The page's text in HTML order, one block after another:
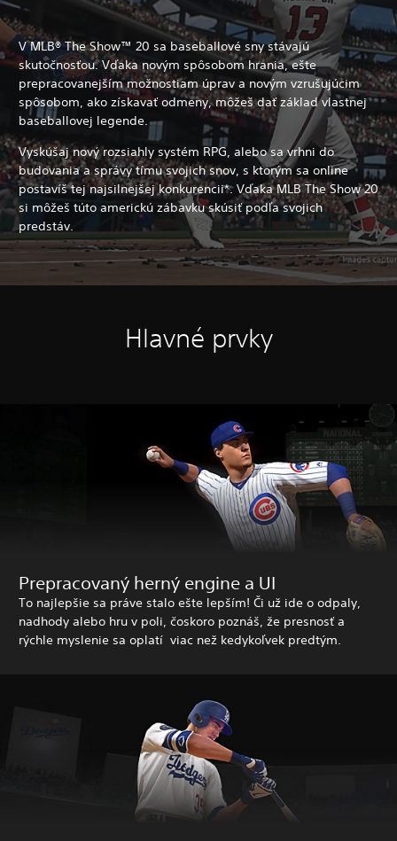
V MLB® The Show™ 20 sa baseballové sny stávajú
skutočnosťou. Vďaka novým spôsobom hrania, ešte
prepracovanejším možnostiam úprav a novým vzrušujúcim
spôsobom, ako získavať odmeny, môžeš dať základ vlastnej
baseballovej legende.
Vyskúšaj nový rozsiahly systém RPG, alebo sa vrhni do
budovania a správy tímu svojich snov, s ktorým sa online
postavíš tej najsilnejšej konkurencii*. Vďaka MLB The Show 20
si môžeš túto americkú zábavku skúsiť podľa svojich
predstáv.
Hlavné prvky
Prepracovaný herný engine a UI
To najlepšie sa práve stalo ešte lepším! Či už ide o odpaly,
nadhody alebo hru v poli, čoskoro poznáš, že presnosť a
rýchle myslenie sa oplatí viac než kedykoľvek predtým.